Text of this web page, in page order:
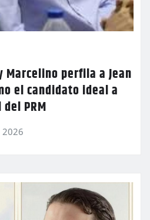
perfila a Jean
el candidato ideal a
PRM
2026